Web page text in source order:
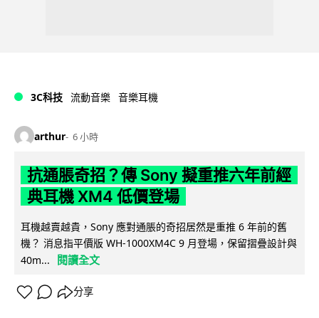
3C科技 流動音樂 音樂耳機
arthur 6 小時
抗通脹奇招？傳 Sony 擬重推六年前經
典耳機 XM4 低價登場
耳機越賣越貴，Sony 應對通脹的奇招居然是重推 6 年前的舊
機？ 消息指平價版 WH-1000XM4C 9 月登場，保留摺疊設計與
40m...
閱讀全文
分享